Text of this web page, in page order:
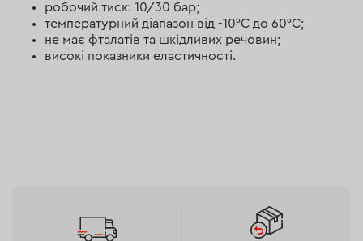
робочий тиск: 10/30 бар;
температурний діапазон від -10°C до 60°C;
не має фталатів та шкідливих речовин;
високі показники еластичності.